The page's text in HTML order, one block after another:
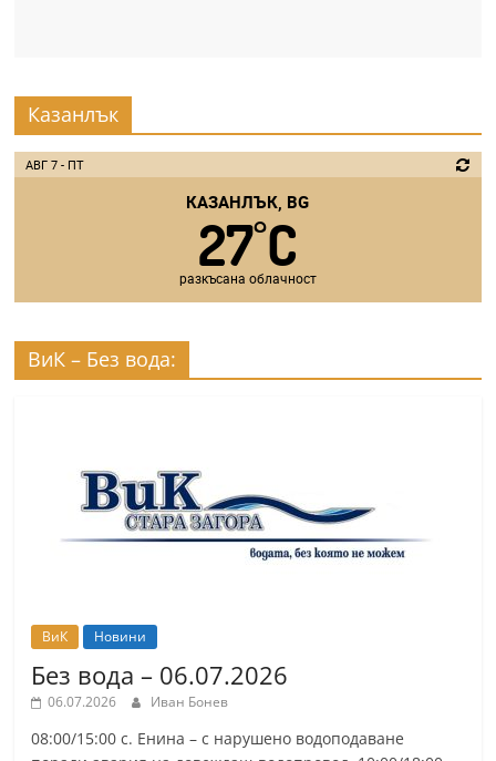
Казанлък
АВГ 7 - ПТ
КАЗАНЛЪК, BG
27°C
разкъсана облачност
ВиК – Без вода:
ВиК Новини
Без вода – 06.07.2026
06.07.2026 Иван Бонев
08:00/15:00 с. Енина – с нарушено водоподаване